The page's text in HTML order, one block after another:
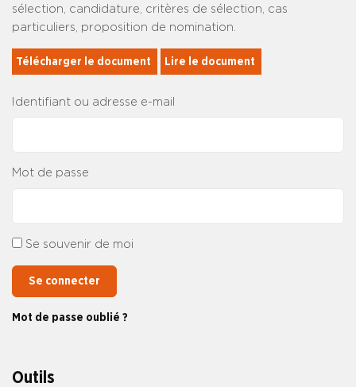
Outils
sélection, candidature, critères de sélection, cas
particuliers, proposition de nomination.
Télécharger le document Lire le document
Identifiant ou adresse e-mail
Mot de passe
Se souvenir de moi
Se connecter
Mot de passe oublié ?